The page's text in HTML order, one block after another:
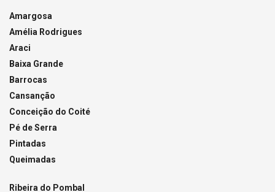
Amargosa
Amélia Rodrigues
Araci
Baixa Grande
Barrocas
Cansanção
Conceição do Coité
Pé de Serra
Pintadas
Queimadas
Ribeira do Pombal